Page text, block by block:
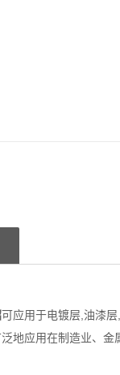
可应用于电镀层,油漆
地应用在制造业、金